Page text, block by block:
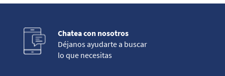
Chatea con nosotros
Déjanos ayudarte a buscar
lo que necesitas